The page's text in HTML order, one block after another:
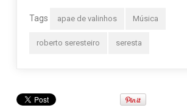
Tags apae de valinhos Música
roberto seresteiro seresta